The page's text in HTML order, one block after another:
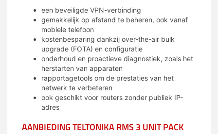
een beveiligde VPN-verbinding
gemakkelijk op afstand te beheren, ook vanaf
mobiele telefoon
kostenbesparing dankzij over-the-air bulk
upgrade (FOTA) en configuratie
onderhoud en proactieve diagnostiek, zoals het
herstarten van apparaten
rapportagetools om de prestaties van het
netwerk te verbeteren
ook geschikt voor routers zonder publiek IP-
adres
AANBIEDING TELTONIKA RMS 3 UNIT PACK